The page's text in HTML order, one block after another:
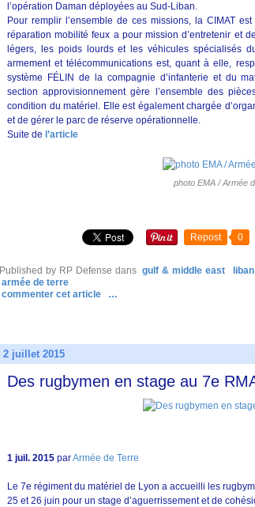
l’opération Daman déployées au Sud-Liban.
Pour remplir l’ensemble de ces missions, la CIMAT
réparation mobilité feux a pour mission d’entretenir et
légers, les poids lourds et les véhicules spécialisés
armement et télécommunications est, quant à elle,
système FÉLIN de la compagnie d’infanterie et du
section approvisionnement gère l’ensemble des
condition du matériel. Elle est également chargée
et de gérer le parc de réserve opérationnelle.
Suite de l’article
photo EMA / Armée
Repost 0
Published by RP Defense dans gulf & middle east liban
armée de terre
commenter cet article
…
2 juillet 2015
Des rugbymen en stage au 7e
1 juil. 2015 parArmée de Terre
Le 7e régiment du matériel de Lyon a accueilli les
25 et 26 juin pour un stage d’aguerrissement et de